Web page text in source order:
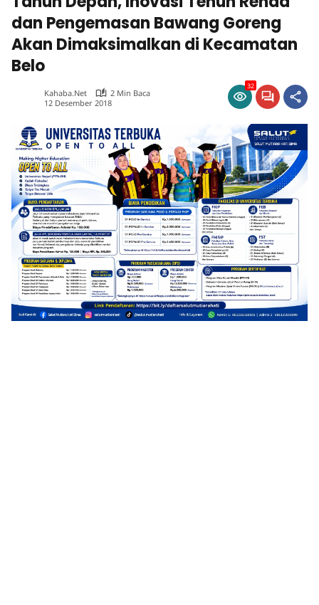
dan Pengemasan Bawang Goreng
Akan Dimaksimalkan di Kecamatan
Belo
Kahaba.net
2 Min Baca
12 Desember 2018
32